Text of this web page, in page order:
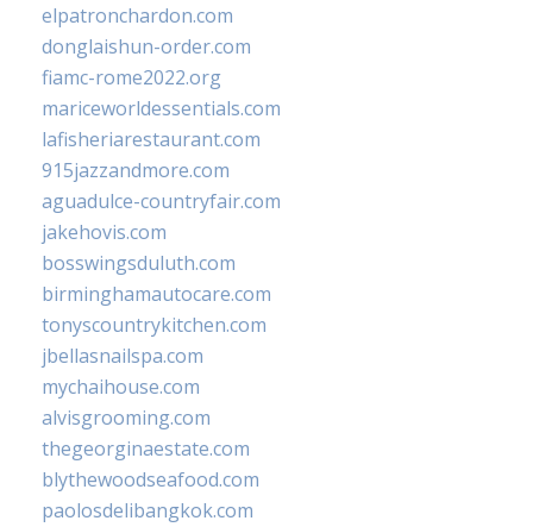
elpatronchardon.com
donglaishun-order.com
fiamc-rome2022.org
mariceworldessentials.com
lafisheriarestaurant.com
915jazzandmore.com
aguadulce-countryfair.com
jakehovis.com
bosswingsduluth.com
birminghamautocare.com
tonyscountrykitchen.com
jbellasnailspa.com
mychaihouse.com
alvisgrooming.com
thegeorginaestate.com
blythewoodseafood.com
paolosdelibangkok.com